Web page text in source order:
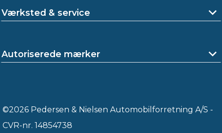
Værksted & service
Autoriserede mærker
©2026 Pedersen & Nielsen Automobilforretning A/S -
CVR-nr. 14854738